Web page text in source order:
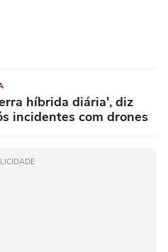
híbrida diária', diz
incidentes com drones